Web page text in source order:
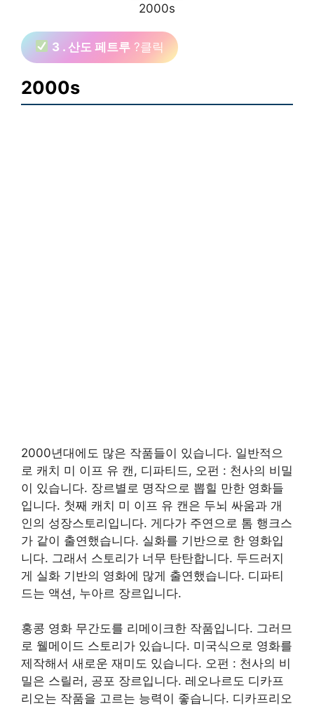
2000s
3 . 산도 페트루 ?클릭
2000s
2000년대에도 많은 작품들이 있습니다. 일반적으
로 캐치 미 이프 유 캔, 디파티드, 오펀 : 천사의 비밀
이 있습니다. 장르별로 명작으로 뽑힐 만한 영화들
입니다. 첫째 캐치 미 이프 유 캔은 두뇌 싸움과 개
인의 성장스토리입니다. 게다가 주연으로 톰 행크스
가 같이 출연했습니다. 실화를 기반으로 한 영화입
니다. 그래서 스토리가 너무 탄탄합니다. 두드러지
게 실화 기반의 영화에 많게 출연했습니다. 디파티
드는 액션, 누아르 장르입니다.
홍콩 영화 무간도를 리메이크한 작품입니다. 그러므
로 웰메이드 스토리가 있습니다. 미국식으로 영화를
제작해서 새로운 재미도 있습니다. 오펀 : 천사의 비
밀은 스릴러, 공포 장르입니다. 레오나르도 디카프
리오는 작품을 고르는 능력이 좋습니다. 디카프리오